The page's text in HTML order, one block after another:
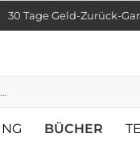
30 Tage Geld-Zurück-
BÜCHER